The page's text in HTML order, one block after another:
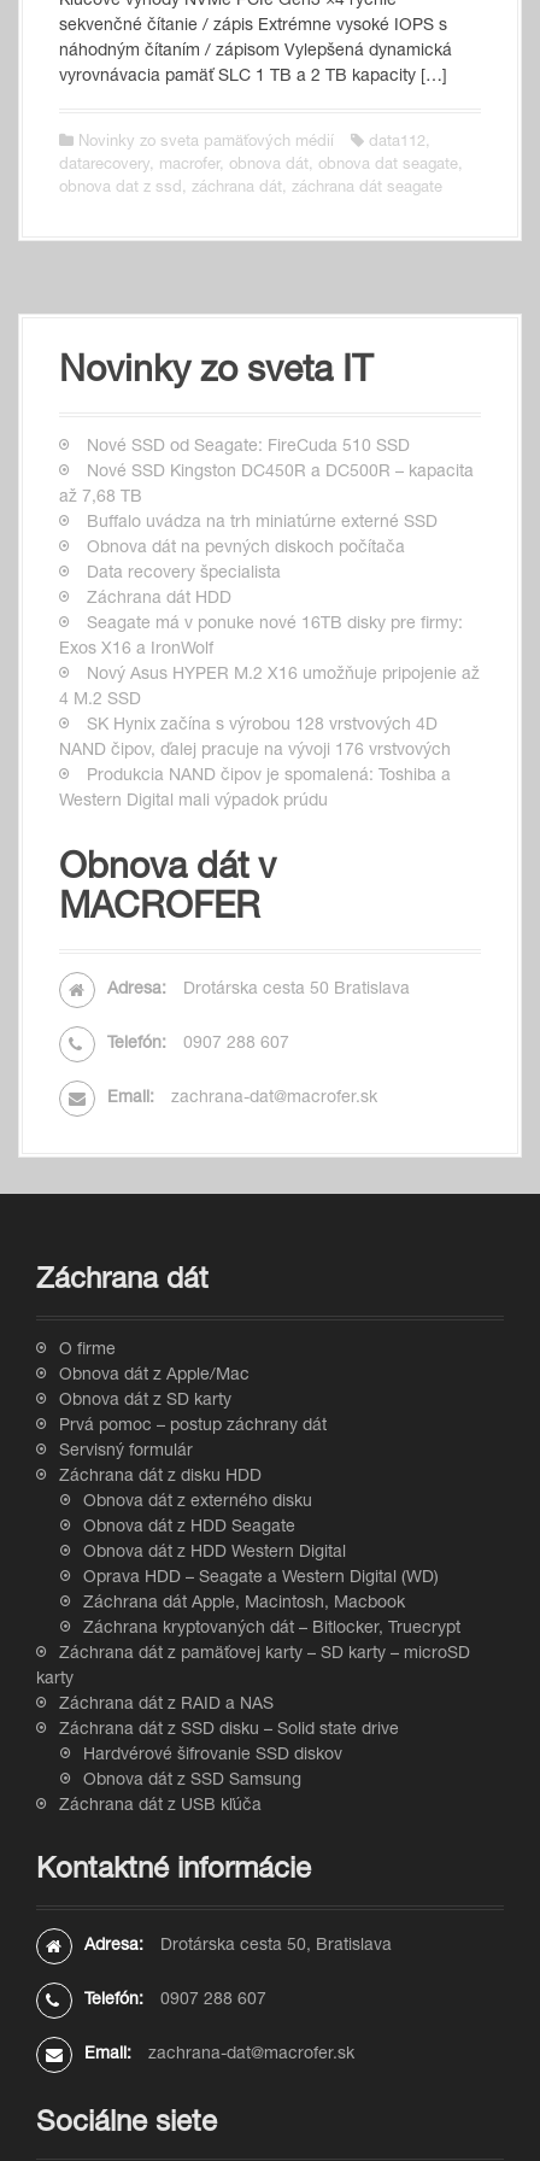
sekvenčné čítanie / zápis Extrémne vysoké IOPS s
náhodným čítaním / zápisom Vylepšená dynamická
vyrovnávacia pamäť SLC 1 TB a 2 TB kapacity […]
Novinky zo sveta pamäťových médií data112,
datarecovery, macrofer, obnova dát, obnova dat seagate,
obnova dat z ssd, záchrana dát, záchrana dát seagate
Novinky zo sveta IT
Nové SSD od Seagate: FireCuda 510 SSD
Nové SSD Kingston DC450R a DC500R – kapacita
až 7,68 TB
Buffalo uvádza na trh miniatúrne externé SSD
Obnova dát na pevných diskoch počítača
Data recovery špecialista
Záchrana dát HDD
Seagate má v ponuke nové 16TB disky pre firmy:
Exos X16 a IronWolf
Nový Asus HYPER M.2 X16 umožňuje pripojenie až
4 M.2 SSD
SK Hynix začína s výrobou 128 vrstvových 4D
NAND čipov, ďalej pracuje na vývoji 176 vrstvových
Produkcia NAND čipov je spomalená: Toshiba a
Western Digital mali výpadok prúdu
Obnova dát v
MACROFER
Adresa: Drotárska cesta 50 Bratislava
Telefón: 0907 288 607
Email: zachrana-dat@macrofer.sk
Záchrana dát
O firme
Obnova dát z Apple/Mac
Obnova dát z SD karty
Prvá pomoc – postup záchrany dát
Servisný formulár
Záchrana dát z disku HDD
Obnova dát z externého disku
Obnova dát z HDD Seagate
Obnova dát z HDD Western Digital
Oprava HDD – Seagate a Western Digital (WD)
Záchrana dát Apple, Macintosh, Macbook
Záchrana kryptovaných dát – Bitlocker, Truecrypt
Záchrana dát z pamäťovej karty – SD karty – microSD
karty
Záchrana dát z RAID a NAS
Záchrana dát z SSD disku – Solid state drive
Hardvérové šifrovanie SSD diskov
Obnova dát z SSD Samsung
Záchrana dát z USB kľúča
Kontaktné informácie
Adresa: Drotárska cesta 50, Bratislava
Telefón: 0907 288 607
Email: zachrana-dat@macrofer.sk
Sociálne siete